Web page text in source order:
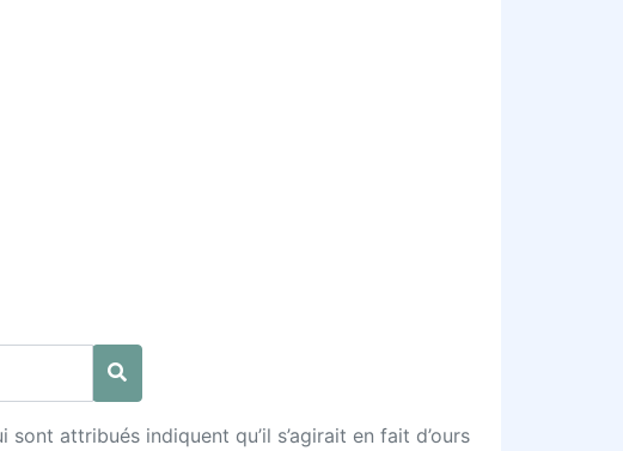
attribués indiquent qu’il s’agirait en fait d’ours